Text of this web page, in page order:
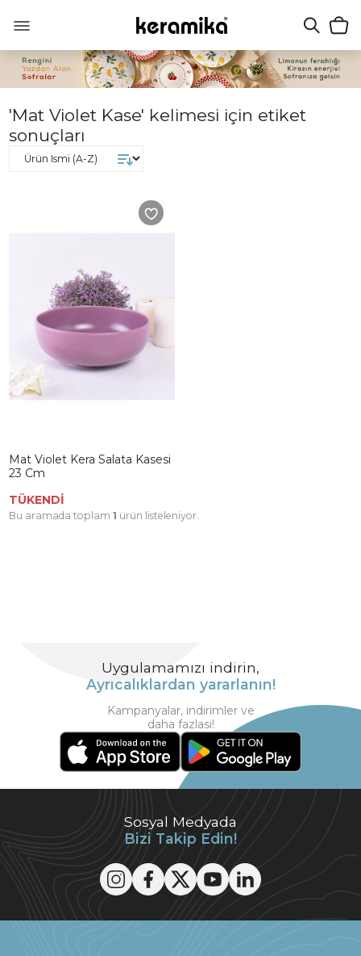
'Mat Violet Kase' kelimesi için etiket
sonuçları
Mat Violet Kera Salata Kasesi
23 Cm
TÜKENDİ
Bu aramada toplam 1 ürün listeleniyor.
Sosyal Medyada
Bizi Takip Edin!
Uygulamamızı indirin,
Ayrıcalıklardan yararlanın!
Kampanyalar, indirimler ve
daha fazlası!